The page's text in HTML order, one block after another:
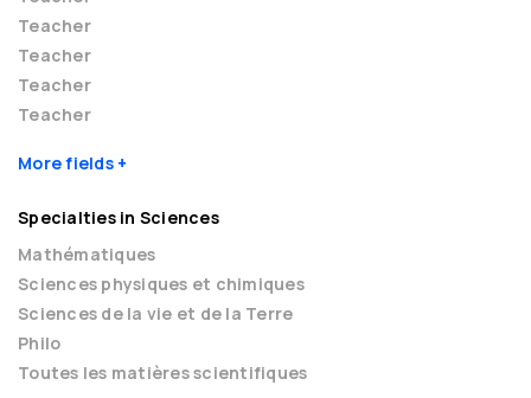
Teacher
Teacher
Teacher
Teacher
More fields
Specialties in Sciences
Mathématiques
Sciences physiques et chimiques
Sciences de la vie et de la Terre
Philo
Toutes les matières scientifiques